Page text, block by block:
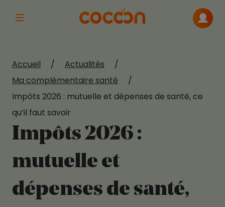
Afficher la navigation principale
Me
Accueil / Actualités
/
Ma complémentaire santé
/
Impôts 2026 : mutuelle et dépenses de santé, ce
qu’il faut savoir
Impôts 2026 :
mutuelle et
dépenses de santé,